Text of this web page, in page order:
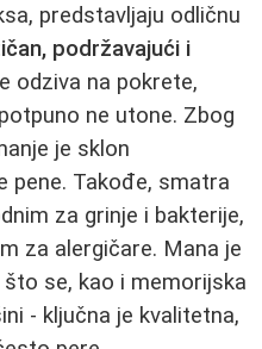
predstavljaju odličnu
podržavajući i
odziva na pokrete,
ne utone. Zbog
je sklon
pene. Takođe, smatra
za grinje i bakterije,
za alergičare. Mana je
se, kao i memorijska
- ključna je kvalitetna,